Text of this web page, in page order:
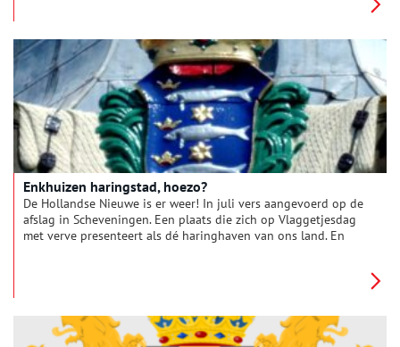
prijs om te betalen.
Enkhuizen haringstad, hoezo?
De Hollandse Nieuwe is er weer! In juli vers aangevoerd op de
afslag in Scheveningen. Een plaats die zich op Vlaggetjesdag
met verve presenteert als dé haringhaven van ons land. En